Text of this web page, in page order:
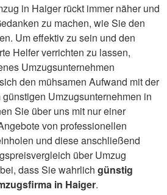
in Haiger rückt immer näher und
zu machen, wie Sie den
Um effektiv zu sein und den
Helfer verrichten zu lassen,
Umzugsunternehmen
den mühsamen Aufwand mit der
Umzugsunternehmen in
Sie über uns mit nur einer
von professionellen
und diese anschließend
über Umzug
dass Sie wahrlich günstig
in Haiger.